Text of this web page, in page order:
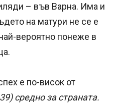
– във Варна. Има и
на матури не се е
вероятно понеже в
е по-висок от
средно за страната.